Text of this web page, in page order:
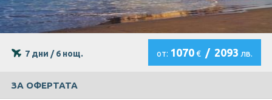
7 дни / 6 нощ. от: 1070€ / 2093 лв.
ЗА ОФЕРТАТА